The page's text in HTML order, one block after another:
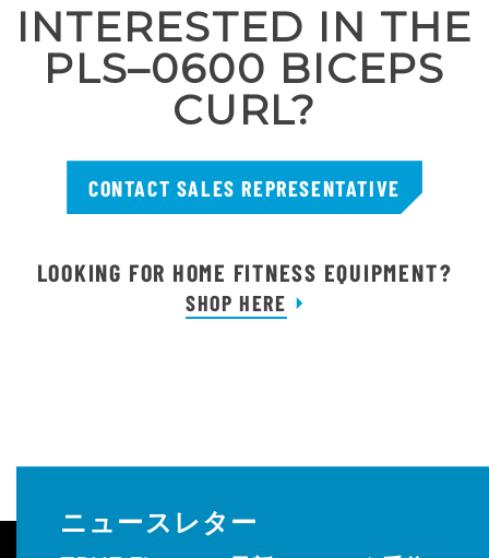
INTERESTED IN THE
PLS–0600 BICEPS
CURL?
CONTACT SALES REPRESENTATIVE
LOOKING FOR HOME FITNESS EQUIPMENT?
SHOP HERE
ニュースレター